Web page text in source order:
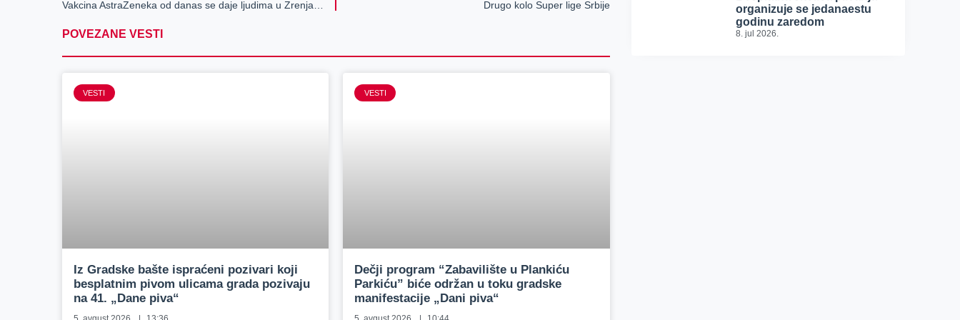
Drugo kolo Super lige Srbije
POVEZANE VESTI
VESTI
Iz Gradske bašte ispraćeni pozivari koji
besplatnim pivom ulicama grada pozivaju
na 41. „Dane piva“
VESTI
Dečji program “Zabavilište u Plankiću
Parkiću” biće održan u toku gradske
manifestacije „Dani piva“
organizuje se jedanaestu
godinu zaredom
8. jul 2026.